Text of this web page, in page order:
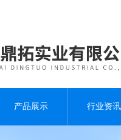
产品展示 行业资讯